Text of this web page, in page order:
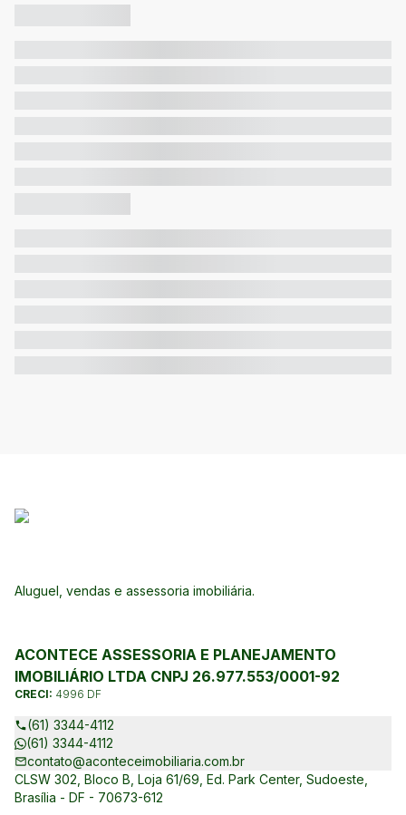
Aluguel, vendas e assessoria imobiliária.
ACONTECE ASSESSORIA E PLANEJAMENTO
IMOBILIÁRIO LTDA CNPJ 26.977.553/0001-92
CRECI: 4996 DF
(61) 3344-4112
(61) 3344-4112
contato@aconteceimobiliaria.com.br
CLSW 302, Bloco B, Loja 61/69, Ed. Park Center, Sudoeste,
Brasília - DF - 70673-612